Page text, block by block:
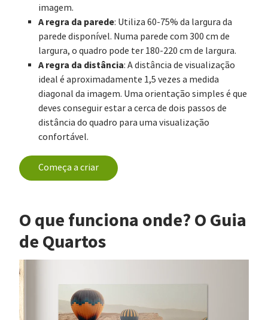
imagem.
A regra da parede: Utiliza 60-75% da largura da
parede disponível. Numa parede com 300 cm de
largura, o quadro pode ter 180-220 cm de largura.
A regra da distância: A distância de visualização
ideal é aproximadamente 1,5 vezes a medida
diagonal da imagem. Uma orientação simples é que
deves conseguir estar a cerca de dois passos de
distância do quadro para uma visualização
confortável.
Começa a criar
O que funciona onde? O Guia
de Quartos